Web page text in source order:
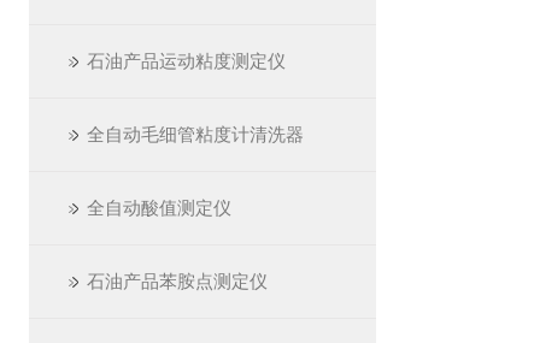
石油产品运动粘度测定仪
全自动毛细管粘度计清洗器
全自动酸值测定仪
石油产品苯胺点测定仪